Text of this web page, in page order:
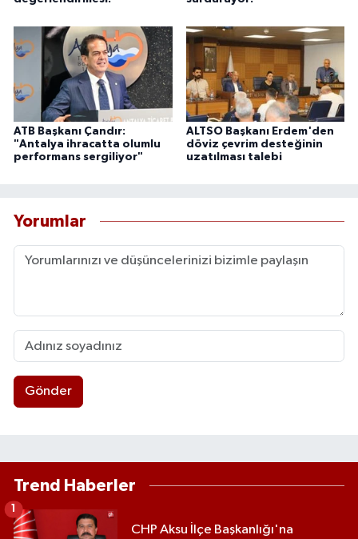
ATB Başkanı Çandır:
"Antalya ihracatta olumlu
performans sergiliyor"
ALTSO Başkanı Erdem'den
döviz çevrim desteğinin
uzatılması talebi
Yorumlar
Gönder
Trend Haberler
CHP Aksu İlçe Başkanlığı'na
1